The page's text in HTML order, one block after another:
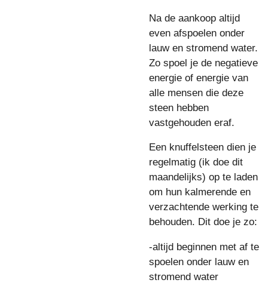
Na de aankoop altijd
even afspoelen onder
lauw en stromend water.
Zo spoel je de negatieve
energie of energie van
alle mensen die deze
steen hebben
vastgehouden eraf.
Een knuffelsteen dien je
regelmatig (ik doe dit
maandelijks) op te laden
om hun kalmerende en
verzachtende werking te
behouden. Dit doe je zo:
-altijd beginnen met af te
spoelen onder lauw en
stromend water